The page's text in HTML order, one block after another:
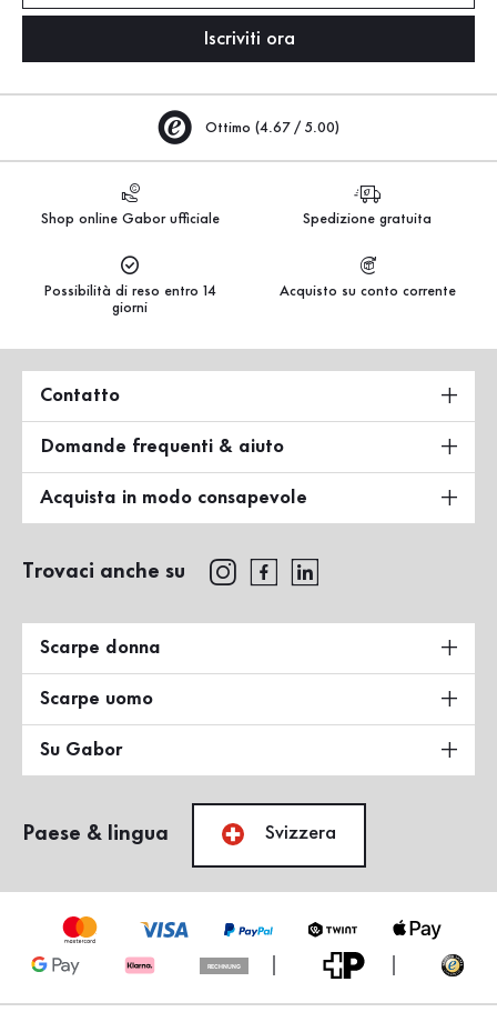
Iscriviti ora
Ottimo (4.67 / 5.00)
Shop online Gabor ufficiale Spedizione gratuita
Possibilità di reso entro 14
giorni
Acquisto su conto corrente
Contatto
Domande frequenti & aiuto
Acquista in modo consapevole
Trovaci anche su
Scarpe donna
Scarpe uomo
Su Gabor
Paese & lingua Svizzera